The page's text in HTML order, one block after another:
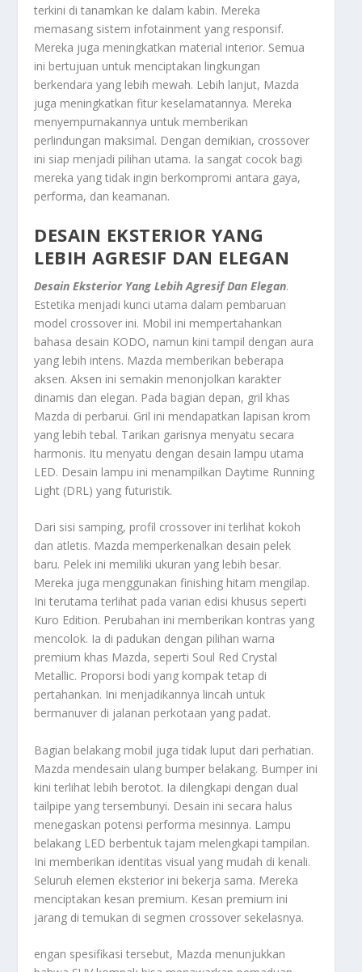
terkini di tanamkan ke dalam kabin. Mereka
memasang sistem infotainment yang responsif.
Mereka juga meningkatkan material interior. Semua
ini bertujuan untuk menciptakan lingkungan
berkendara yang lebih mewah. Lebih lanjut, Mazda
juga meningkatkan fitur keselamatannya. Mereka
menyempurnakannya untuk memberikan
perlindungan maksimal. Dengan demikian, crossover
ini siap menjadi pilihan utama. Ia sangat cocok bagi
mereka yang tidak ingin berkompromi antara gaya,
performa, dan keamanan.
DESAIN EKSTERIOR YANG
LEBIH AGRESIF DAN ELEGAN
Desain Eksterior Yang Lebih Agresif Dan Elegan.
Estetika menjadi kunci utama dalam pembaruan
model crossover ini. Mobil ini mempertahankan
bahasa desain KODO, namun kini tampil dengan aura
yang lebih intens. Mazda memberikan beberapa
aksen. Aksen ini semakin menonjolkan karakter
dinamis dan elegan. Pada bagian depan, gril khas
Mazda di perbarui. Gril ini mendapatkan lapisan krom
yang lebih tebal. Tarikan garisnya menyatu secara
harmonis. Itu menyatu dengan desain lampu utama
LED. Desain lampu ini menampilkan Daytime Running
Light (DRL) yang futuristik.
Dari sisi samping, profil crossover ini terlihat kokoh
dan atletis. Mazda memperkenalkan desain pelek
baru. Pelek ini memiliki ukuran yang lebih besar.
Mereka juga menggunakanfinishing hitam mengilap.
Ini terutama terlihat pada varian edisi khusus seperti
Kuro Edition. Perubahan ini memberikan kontras yang
mencolok. Ia di padukan dengan pilihan warna
premium khas Mazda, seperti Soul Red Crystal
Metallic. Proporsi bodi yang kompak tetap di
pertahankan. Ini menjadikannya lincah untuk
bermanuver di jalanan perkotaan yang padat.
Bagian belakang mobil juga tidak luput dari perhatian.
Mazda mendesain ulang bumper belakang. Bumper ini
kini terlihat lebih berotot. Ia dilengkapi dengan dual
tailpipe yang tersembunyi. Desain ini secara halus
menegaskan potensi performa mesinnya. Lampu
belakang LED berbentuk tajam melengkapi tampilan.
Ini memberikan identitas visual yang mudah di kenali.
Seluruh elemen eksterior ini bekerja sama. Mereka
menciptakan kesan premium. Kesan premium ini
jarang di temukan di segmen crossover sekelasnya.
engan spesifikasi tersebut, Mazda menunjukkan